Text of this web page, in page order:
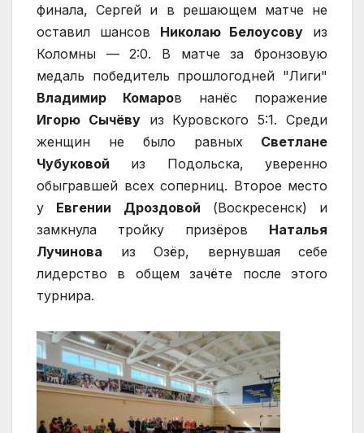
финала, Сергей и в решающем матче не
оставил шансов Николаю Белоусову из
Коломны — 2:0. В матче за бронзовую
медаль победитель прошлогодней "Лиги"
Владимир Комаров нанёс поражение
Игорю Сычёвуиз Куровского 5:1. Среди
женщин не было равных Светлане
Чубуковой из Подольска, уверенно
обыгравшей всех соперниц. Второе место
у Евгении Дроздовой (Воскресенск) и
замкнула тройку призёров Наталья
Лучинова из Озёр, вернувшая себе
лидерство в общем зачёте после этого
турнира.